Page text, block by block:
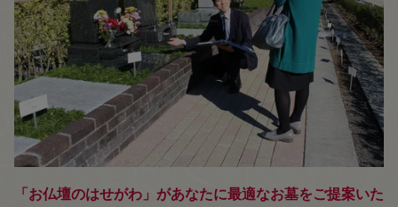
「お仏壇のはせがわ」があなたに最適なお墓をご提案いた